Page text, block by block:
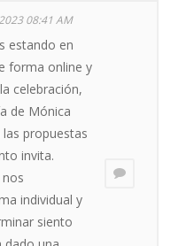
08:41 AM
estando en
forma online y
celebración,
de Mónica
propuestas
invita.
individual y
siento